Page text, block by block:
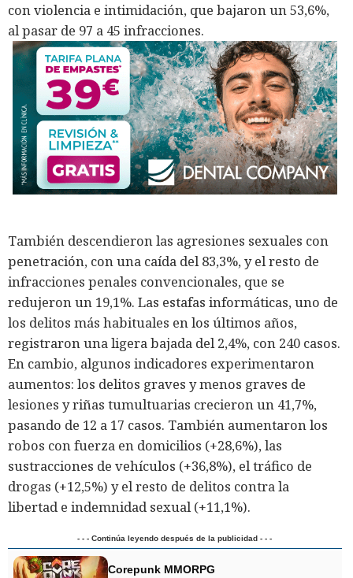
con violencia e intimidación, que bajaron un 53,6%,
al pasar de 97 a 45 infracciones.
También descendieron las agresiones sexuales con
penetración, con una caída del 83,3%, y el resto de
infracciones penales convencionales, que se
redujeron un 19,1%. Las estafas informáticas, uno de
los delitos más habituales en los últimos años,
registraron una ligera bajada del 2,4%, con 240 casos.
En cambio, algunos indicadores experimentaron
aumentos: los delitos graves y menos graves de
lesiones y riñas tumultuarias crecieron un 41,7%,
pasando de 12 a 17 casos. También aumentaron los
robos con fuerza en domicilios (+28,6%), las
sustracciones de vehículos (+36,8%), el tráfico de
drogas (+12,5%) y el resto de delitos contra la
libertad e indemnidad sexual (+11,1%).
- - - Continúa leyendo después de la publicidad - - -
Corepunk MMORPG